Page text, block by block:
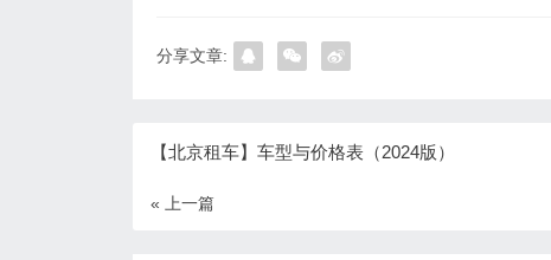
分享文章:
【北京租车】车型与价格表（2024版）
« 上一篇